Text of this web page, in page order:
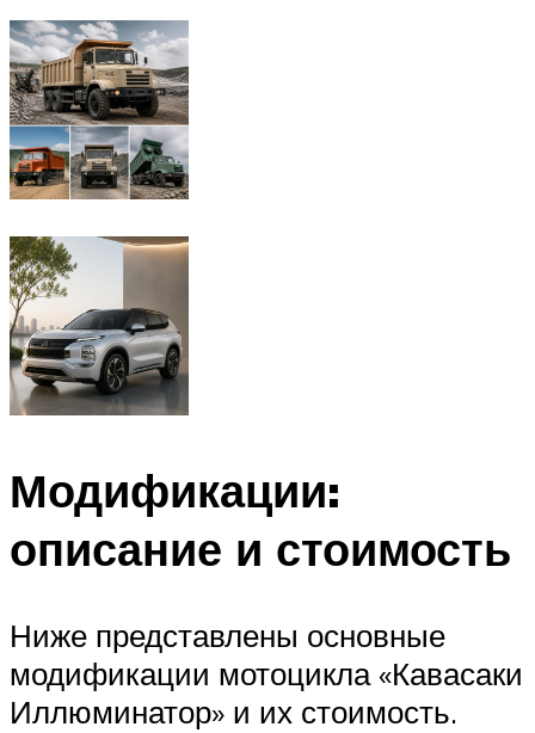
Модификации:
описание и стоимость
Ниже представлены основные
модификации мотоцикла «Кавасаки
Иллюминатор» и их стоимость.